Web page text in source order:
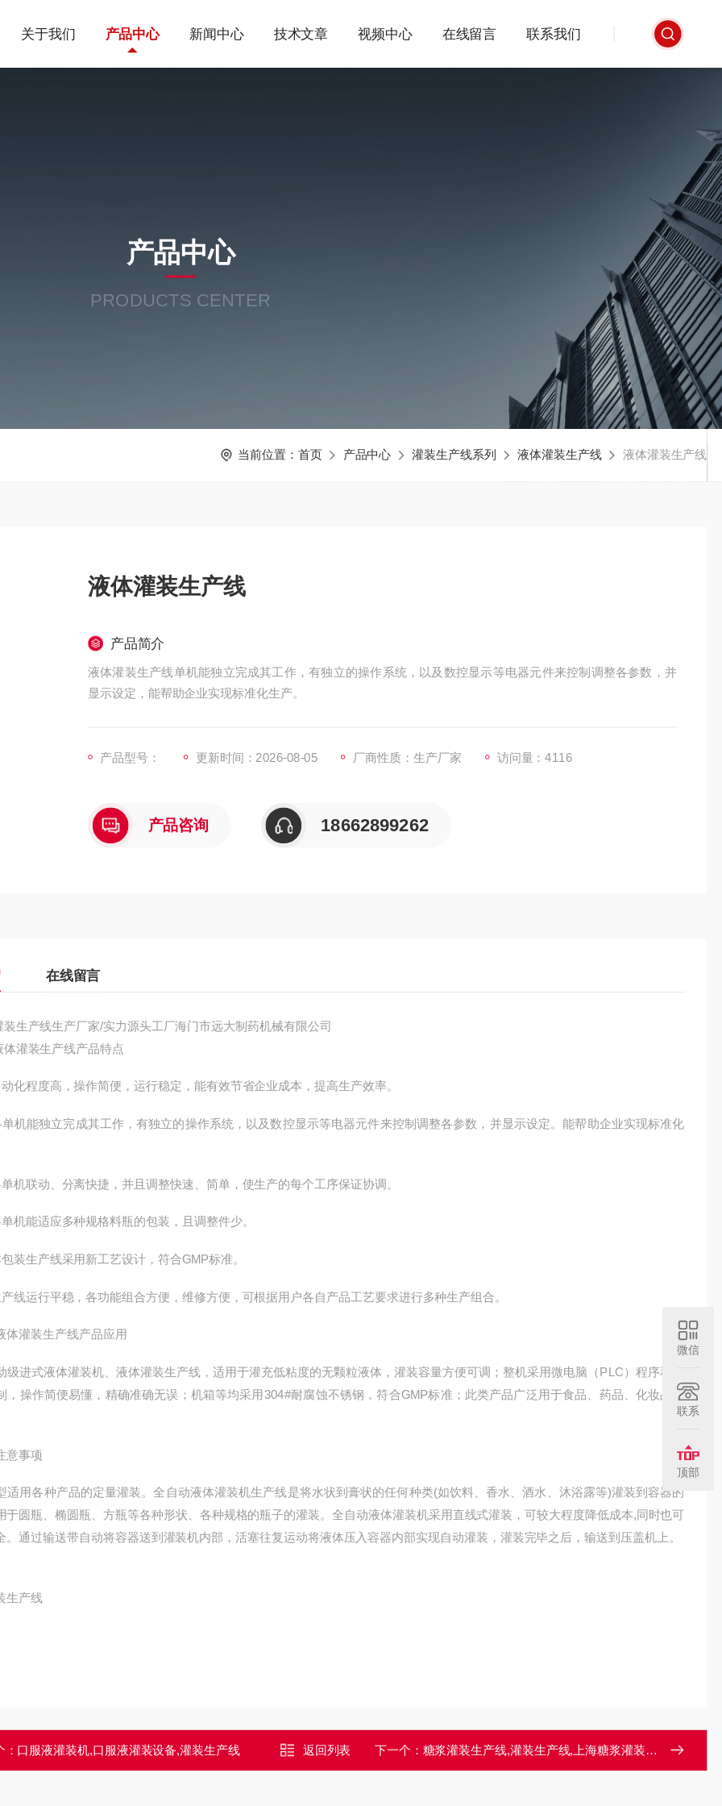
关于我们 产品中心 新闻中心 技术文章 视频中心 在线留言 联系我们
产品中心
PRODUCTS CENTER
当前位置： 首页 产品中心 灌装生产线系列 液体灌装生产线 液体灌装生产线
液体灌装生产线
产品简介
液体灌装生产线单机能独立完成其工作，有独立的操作系统，以及数控显示等电器元件来控制调整各参数，并
显示设定，能帮助企业实现标准化生产。
产品型号： 更新时间：2026-08-05 厂商性质：生产厂家 访问量：4116
产品咨询 18662899262
在线留言
产线生产厂家/实力源头工厂海门市远大制药机械有限公司
装生产线产品特点
程度高，操作简便，运行稳定，能有效节省企业成本，提高生产效率。
能独立完成其工作，有独立的操作系统，以及数控显示等电器元件来控制调整各参数，并显示设定。能帮助企业实现标准化
联动、分离快捷，并且调整快速、简单，使生产的每个工序保证协调。
能适应多种规格料瓶的包装，且调整件少。
生产线采用新工艺设计，符合GMP标准。
运行平稳，各功能组合方便，维修方便，可根据用户各自产品工艺要求进行多种生产组合。
装生产线产品应用
式液体灌装机、液体灌装生产线，适用于灌充低粘度的无颗粒液体，灌装容量方便可调；整机采用微电脑（PLC）程序和人
，操作简便易懂，精确准确无误；机箱等均采用304#耐腐蚀不锈钢，符合GMP标准；此类产品广泛用于食品、药品、化妆品等
事项
各种产品的定量灌装。全自动液体灌装机生产线是将水状到膏状的任何种类(如饮料、香水、酒水、沐浴露等)灌装到容器的
于圆瓶、椭圆瓶、方瓶等各种形状、各种规格的瓶子的灌装。全自动液体灌装机采用直线式灌装，可较大程度降低成本,同时也可
。通过输送带自动将容器送到灌装机内部，活塞往复运动将液体压入容器内部实现自动灌装，灌装完毕之后，输送到压盖机上。
口服液灌装机,口服液灌装设备,灌装生产线 返回列表 下一个： 糖浆灌装生产线,灌装生产线,上海糖浆灌装生产线
微信
联系
顶部